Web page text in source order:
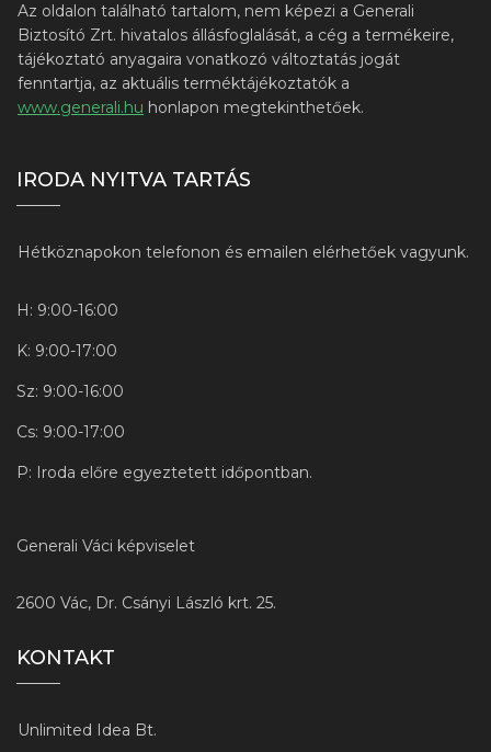
Az oldalon található tartalom, nem képezi a Generali
Biztosító Zrt. hivatalos állásfoglalását, a cég a termékeire,
tájékoztató anyagaira vonatkozó változtatás jogát
fenntartja, az aktuális terméktájékoztatók a
www.generali.hu honlapon megtekinthetőek.
IRODA NYITVA TARTÁS
Hétköznapokon telefonon és emailen elérhetőek vagyunk.
H: 9:00-16:00
K: 9:00-17:00
Sz: 9:00-16:00
Cs: 9:00-17:00
P: Iroda előre egyeztetett időpontban.
Generali Váci képviselet
2600 Vác, Dr. Csányi László krt. 25.
KONTAKT
Unlimited Idea Bt.